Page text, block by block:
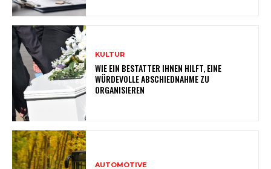
KULTUR
WIE EIN BESTATTER IHNEN HILFT, EINE
WÜRDEVOLLE ABSCHIEDNAHME ZU
ORGANISIEREN
AUTOMOTIVE